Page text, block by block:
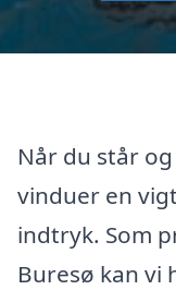
Når du står
vinduer en
indtryk. Som
Buresø kan vi